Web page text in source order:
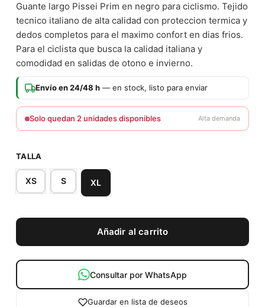
Guante largo Pissei Prim en negro para ciclismo. Tejido
tecnico italiano de alta calidad con proteccion termica y
dedos completos para el maximo confort en dias frios.
Para el ciclista que busca la calidad italiana y
comodidad en salidas de otono e invierno.
Envío en 24/48 h — en stock, listo para enviar
Solo quedan 2 unidades disponibles Alta demanda
TALLA
XS S XL
Añadir al carrito
Consultar por WhatsApp
Guardar en lista de deseos